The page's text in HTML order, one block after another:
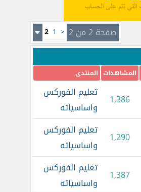
صفحة 2 من 2 <
1
2
المشاهدات المنتدى
1,386
تعليم الفوركس
واساسياته
1,290
تعليم الفوركس
واساسياته
1,387
تعليم الفوركس
واساسياته